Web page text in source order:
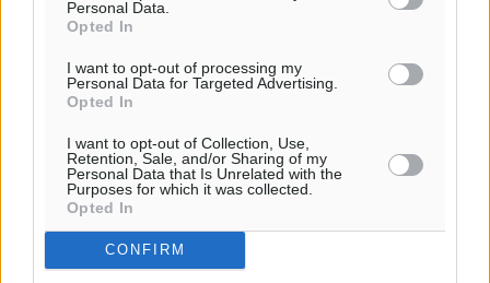
Personal Data.
Opted In
I want to opt-out of processing my
Personal Data for Targeted Advertising.
Opted In
I want to opt-out of Collection, Use,
Retention, Sale, and/or Sharing of my
Personal Data that Is Unrelated with the
Purposes for which it was collected.
Opted In
CONFIRM